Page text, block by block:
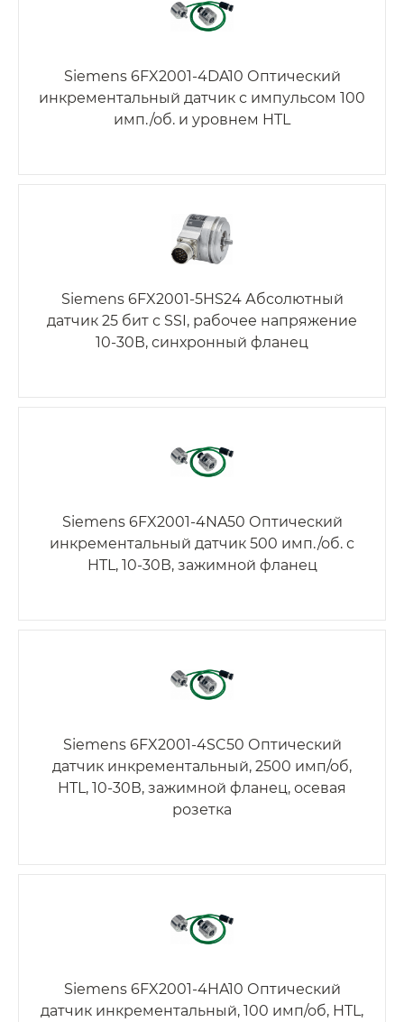
Siemens 6FX2001-4DA10 Оптический
инкрементальный датчик с импульсом 100
имп./об. и уровнем HTL
Siemens 6FX2001-5HS24 Абсолютный
датчик 25 бит с SSI, рабочее напряжение
10-30В, синхронный фланец
Siemens 6FX2001-4NA50 Оптический
инкрементальный датчик 500 имп./об. с
HTL, 10-30В, зажимной фланец
Siemens 6FX2001-4SC50 Оптический
датчик инкрементальный, 2500 имп/об,
HTL, 10-30В, зажимной фланец, осевая
розетка
Siemens 6FX2001-4HA10 Оптический
датчик инкрементальный, 100 имп/об, HTL,